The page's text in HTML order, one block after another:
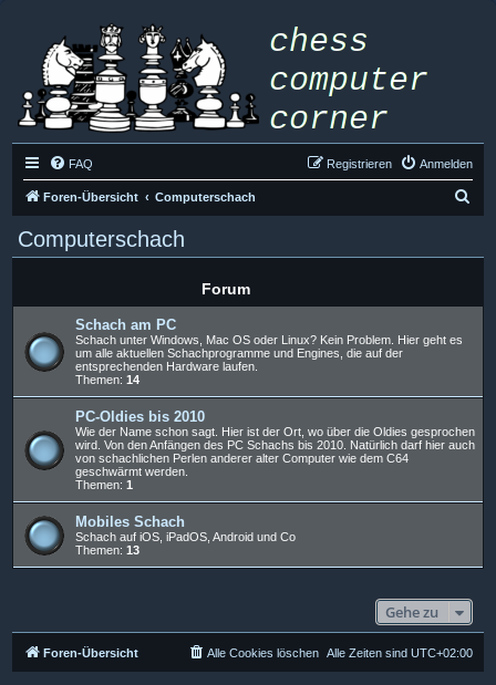
FAQ Anmelden
Registrieren
Foren-Übersicht Computerschach
Computerschach
Forum
Schach am PC
Schach unter Windows, Mac OS oder Linux? Kein Problem. Hier geht es
um alle aktuellen Schachprogramme und Engines, die auf der
entsprechenden Hardware laufen.
Themen: 14
PC-Oldies bis 2010
Wie der Name schon sagt. Hier ist der Ort, wo über die Oldies gesprochen
wird. Von den Anfängen des PC Schachs bis 2010. Natürlich darf hier auch
von schachlichen Perlen anderer alter Computer wie dem C64
geschwärmt werden.
Themen: 1
Mobiles Schach
Schach auf iOS, iPadOS, Android und Co
Themen: 13
Gehe zu
Foren-Übersicht Alle Zeiten sind UTC+02:00
Alle Cookies löschen